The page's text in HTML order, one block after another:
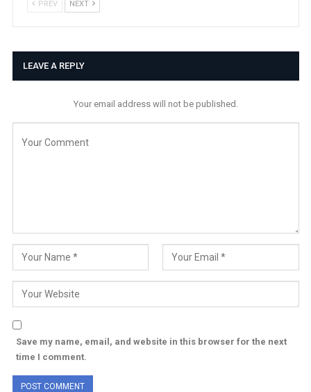
PREV NEXT
LEAVE A REPLY
Your email address will not be published.
Save my name, email, and website in this browser for the next
time I comment.